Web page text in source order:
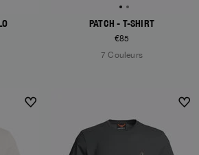
PATCH - T-SHIRT
€85
7 Couleurs